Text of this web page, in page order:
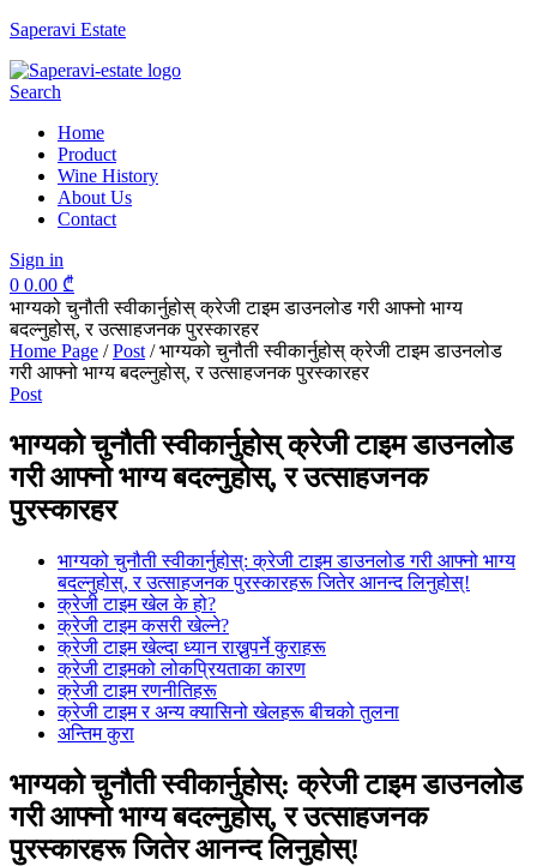
Saperavi Estate
Menu
Search
Home
Product
Wine History
About Us
Contact
Sign in
0 0.00 ₾
भाग्यको चुनौती स्वीकार्नुहोस् क्रेजी टाइम डाउनलोड गरी आफ्नो भाग्य
बदल्नुहोस्, र उत्साहजनक पुरस्कारहर
Home Page / Post /भाग्यको चुनौती स्वीकार्नुहोस् क्रेजी टाइम डाउनलोड
गरी आफ्नो भाग्य बदल्नुहोस्, र उत्साहजनक पुरस्कारहर
Categories
Post
भाग्यको चुनौती स्वीकार्नुहोस् क्रेजी टाइम डाउनलोड
गरी आफ्नो भाग्य बदल्नुहोस्, र उत्साहजनक
पुरस्कारहर
भाग्यको चुनौती स्वीकार्नुहोस्: क्रेजी टाइम डाउनलोड गरी आफ्नो भाग्य
बदल्नुहोस्, र उत्साहजनक पुरस्कारहरू जितेर आनन्द लिनुहोस्!
क्रेजी टाइम खेल के हो?
क्रेजी टाइम कसरी खेल्ने?
क्रेजी टाइम खेल्दा ध्यान राख्नुपर्ने कुराहरू
क्रेजी टाइमको लोकप्रियताका कारण
क्रेजी टाइम रणनीतिहरू
क्रेजी टाइम र अन्य क्यासिनो खेलहरू बीचको तुलना
अन्तिम कुरा
भाग्यको चुनौती स्वीकार्नुहोस्: क्रेजी टाइम डाउनलोड
गरी आफ्नो भाग्य बदल्नुहोस्, र उत्साहजनक
पुरस्कारहरू जितेर आनन्द लिनुहोस्!